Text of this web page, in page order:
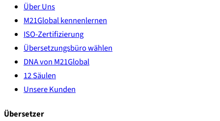
Über Uns
M21Global kennenlernen
ISO-Zertifizierung
Übersetzungsbüro wählen
DNA von M21Global
12 Säulen
Unsere Kunden
Übersetzer